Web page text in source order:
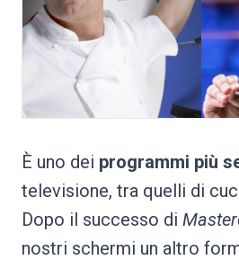
È uno dei programmi più
televisione, tra quelli di
Dopo il successo di
nostri schermi un altro